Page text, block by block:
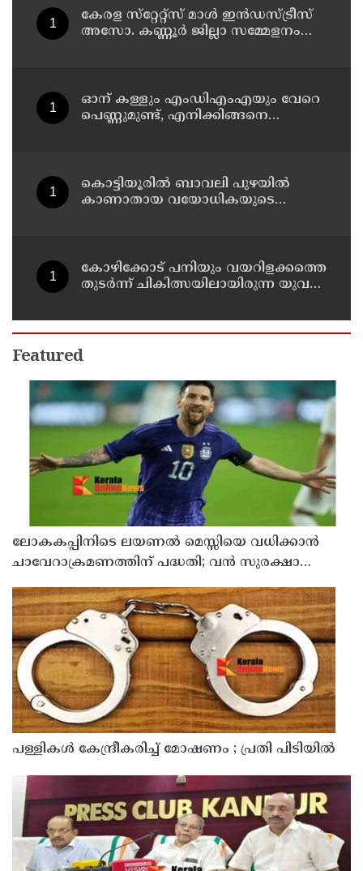
കേരള സ്‌റ്റേറ്റ്സ് മാൾ ഇൻഡസ്ട്രീസ്
അസോ. കണ്ണൂർ ജില്ലാ സമ്മേളനം
ഓന് കള്ളും എംഡിഎംഎയും വേറെ
പെണ്ണുമുണ്ട്, എനിക്കിങ്ങനെ
വാട്സ്ആപ്പ്ചാറ്റ് പുറത്ത് വന്നു
കൊട്ടിയൂരിൽ ബാവലി പുഴയിൽ
കാണാതായ വയോധികയുടെ
കോഴിക്കോട് പനിയും വയറിളക്കത്തെ
തുടര്‍ന്ന് ചികിത്സയിലായിരുന്ന യുവതി
Featured
ലോകകപ്പിനിടെ ലയണല്‍ മെസ്സിയെ വധിക്കാൻ
ചാവേറാക്രമണത്തിന് പദ്ധതി; വൻ സുരക്ഷാ
ഭീഷണി പുറത്ത്
പള്ളികള്‍ കേന്ദ്രീകരിച്ച് മോഷണം ; പ്രതി പിടിയില്‍